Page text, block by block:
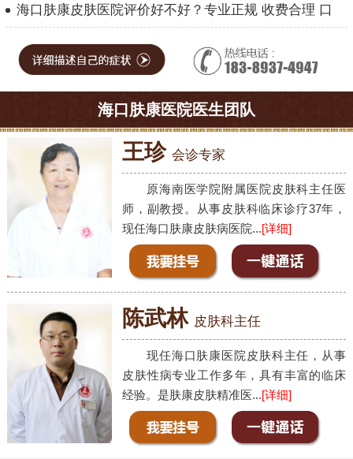
海口肤康皮肤医院评价好不好？专业正规 收费合理 口
海口肤康医院医生团队
王珍 会诊专家
原海南医学院附属医院皮肤科主任医
师，副教授。从事皮肤科临床诊疗37年，
现任海口肤康皮肤病医院...[详细]
陈武林 皮肤科主任
现任海口肤康医院皮肤科主任，从事
皮肤性病专业工作多年，具有丰富的临床
经验。是肤康皮肤精准医...[详细]